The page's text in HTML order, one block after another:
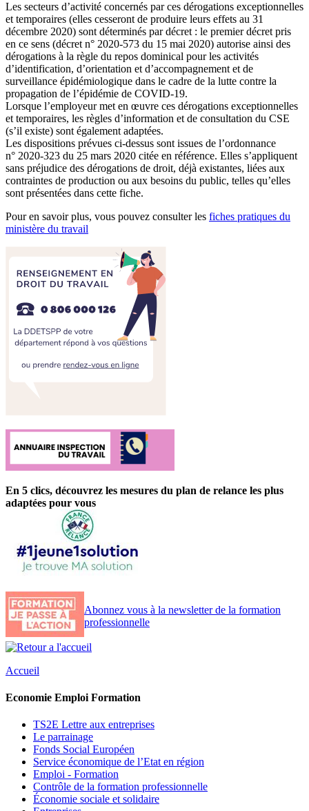
Les secteurs d’activité concernés par ces dérogations exceptionnelles
et temporaires (elles cesseront de produire leurs effets au 31
décembre 2020) sont déterminés par décret : le premier décret pris
en ce sens (décret n° 2020-573 du 15 mai 2020) autorise ainsi des
dérogations à la règle du repos dominical pour les activités
d’identification, d’orientation et d’accompagnement et de
surveillance épidémiologique dans le cadre de la lutte contre la
propagation de l’épidémie de COVID-19.
Lorsque l’employeur met en œuvre ces dérogations exceptionnelles
et temporaires, les règles d’information et de consultation du CSE
(s’il existe) sont également adaptées.
Les dispositions prévues ci-dessus sont issues de l’ordonnance
n° 2020-323 du 25 mars 2020 citée en référence. Elles s’appliquent
sans préjudice des dérogations de droit, déjà existantes, liées aux
contraintes de production ou aux besoins du public, telles qu’elles
sont présentées dans cette fiche.
Pour en savoir plus, vous pouvez consulter les fiches pratiques du
ministère du travail
En 5 clics, découvrez les mesures du plan de relance les plus
adaptées pour vous
Abonnez vous à la newsletter de la formation
professionnelle
Accueil
Economie Emploi Formation
TS2E Lettre aux entreprises
Le parrainage
Fonds Social Européen
Service économique de l’Etat en région
Emploi - Formation
Contrôle de la formation professionnelle
Économie sociale et solidaire